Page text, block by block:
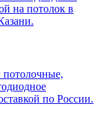
на потолок в
.
потолочные,
по России.